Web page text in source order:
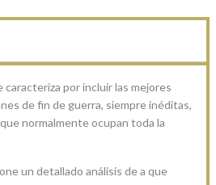
caracteriza por incluir las mejores
de fin de guerra, siempre inéditas,
normalmente ocupan toda la
un detallado análisis de a que